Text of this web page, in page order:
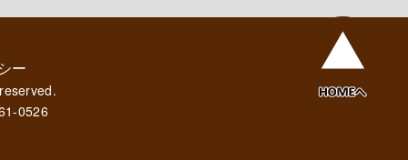
ー
0526